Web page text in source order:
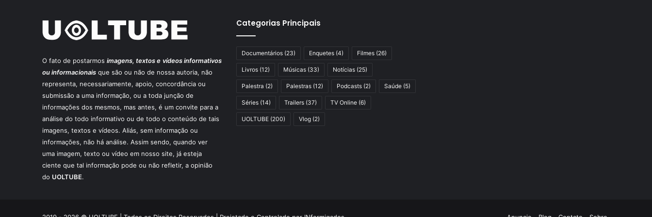
O fato de postarmos imagens, textos e vídeos informativos
ou informacionais que são ou não de nossa autoria, não
representa, necessariamente, apoio, concordância ou
submissão a uma informação, ou a toda junção de
informações dos mesmos, mas antes, é um convite para a
análise do todo informativo ou de todo o conteúdo de tais
imagens, textos e vídeos. Aliás, sem informação ou
informações, não há análise. Assim sendo, quando ver
uma imagem, texto ou vídeo em nosso site, já esteja
ciente que tal informação pode ou não refletir, a opinião
do UOLTUBE.
Categorias Principais
Documentários(23) Enquetes(4) Filmes(26)
Livros(12) Músicas(33) Notícias(25)
Palestra (2) Palestras(12) Podcasts(2) Saúde(5)
Séries(14) Trailers(37) TV Online(6)
UOLTUBE(200) Vlog(2)